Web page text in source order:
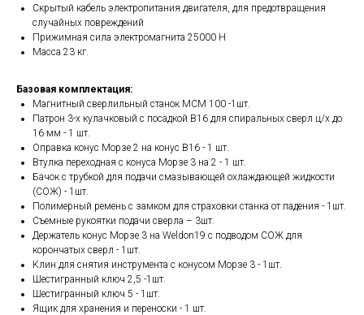
Скрытый кабель электропитания двигателя, для предотвращения
случайных повреждений
Прижимная сила электромагнита 25000 Н
Масса 23 кг.
Базовая комплектация:
Магнитный сверлильный станок МСМ 100 -1шт.
Патрон 3-х кулачковый с посадкой В16 для спиральных сверл ц/х до
16 мм - 1 шт.
Оправка конус Морзе 2 на конус В16 - 1 шт.
Втулка переходная с конуса Морзе 3 на 2 - 1 шт.
Бачок с трубкой для подачи смазывающей охлаждающей жидкости
(СОЖ) - 1шт.
Полимерный ремень с замком для страховки станка от падения - 1шт.
Съемные рукоятки подачи сверла – 3шт.
Держатель конус Морзе 3 на Weldon19 с подводом СОЖ для
корончатых сверл - 1шт.
Клин для снятия инструмента с конусом Морзе 3 - 1шт.
Шестигранный ключ 2,5 -1шт.
Шестигранный ключ 5 - 1шт.
Ящик для хранения и переноски - 1 шт.